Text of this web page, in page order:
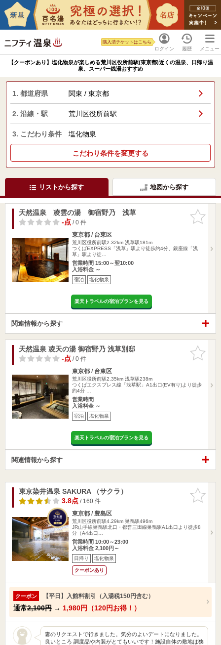
ログイン
購入済チケットはこちら
履歴 メニュー
【クーポンあり】塩化物泉が楽しめる荒川区役所前駅(東京都)近くの温泉、日帰り温
泉、スーパー銭湯おすすめ
1. 都道府県 関東 / 東京都
2. 沿線・駅 荒川区役所前駅
3. こだわり条件 塩化物泉
こだわり条件を変更する
リストから探す 地図から探す
お気に入
りに追加
天然温泉 凌雲の湯 御宿野乃 浅草
-点/ 0 件
東京都 / 台東区
荒川区役所前駅2.32km 浅草駅181m
つくばEXPRESS「浅草」駅より徒歩約4分、銀座線「浅
草」駅より徒…
営業時間 15:00～翌10:00
入浴料金 ～
宿泊 塩化物泉
楽天トラベルの宿泊プランを見る
関連情報から探す
お気に入
りに追加
天然温泉 凌天の湯 御宿野乃 浅草別邸
-点/ 0 件
東京都 / 台東区
荒川区役所前駅2.35km 浅草駅238m
つくばエクスプレス線「浅草駅」A1出口(EV有り)より徒歩
約4分 …
営業時間
入浴料金 ～
宿泊 塩化物泉
楽天トラベルの宿泊プランを見る
関連情報から探す
お気に入
りに追加
東京染井温泉 SAKURA （サクラ）
3.8点/ 160 件
東京都 / 豊島区
荒川区役所前駅4.29km 巣鴨駅496m
JR山手線巣鴨駅北口・都営三田線巣鴨駅A1出口より徒歩8
分（A4出口…
営業時間 10:00～23:00
入浴料金 2,100円～
日帰り 塩化物泉
クーポンあり
クーポン 【平日】入館料割引（入湯税150円含む）
通常2,100円 → 1,980円（120円お得！）
妻のリクエストで行きました。気分のよいデートになりました。
良いところ 調度品や内装がとてもいいです！施設自体の敷地は狭